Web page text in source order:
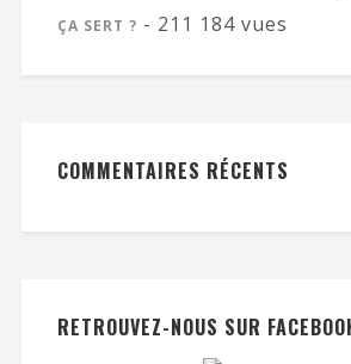
ÇA SERT ? - 211 184 vues
COMMENTAIRES RÉCENTS
RETROUVEZ-NOUS SUR